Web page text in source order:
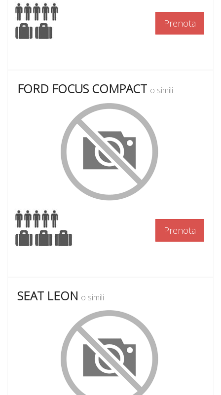
Prenota
FORD FOCUS COMPACT o simili
Prenota
SEAT LEON o simili